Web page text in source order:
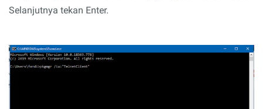
Selanjutnya tekan Enter.